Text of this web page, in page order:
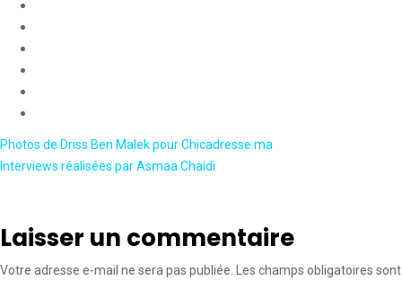
Photos de Driss Ben Malek pour Chicadresse.ma
Interviews réalisées par Asmaa Chaidi
Laisser un commentaire
Votre adresse e-mail ne sera pas publiée.
Les champs obligatoires sont